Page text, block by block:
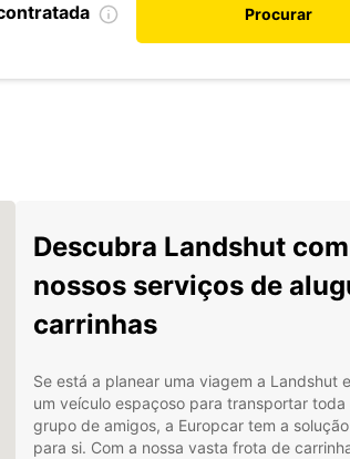
Procurar
Descubra Landshut
nossos serviços de
carrinhas
Se está a planear uma viagem a Landshut
um veículo espaçoso para transportar toda
grupo de amigos, a Europcar tem a
para si. Com a nossa vasta frota de